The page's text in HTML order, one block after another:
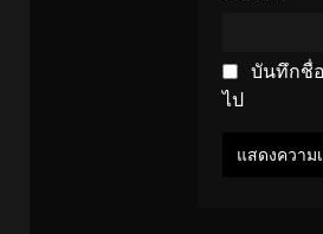
บันทึกชื่อ
ไป